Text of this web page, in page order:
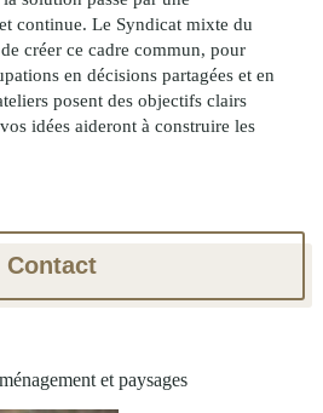
continue. Le Syndicat mixte du
créer ce cadre commun, pour
en décisions partagées et en
posent des objectifs clairs
idées aideront à construire les
Contact
et paysages